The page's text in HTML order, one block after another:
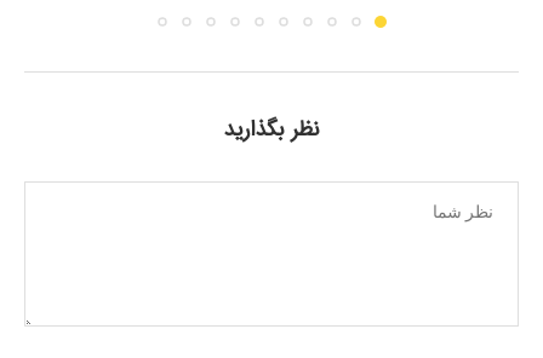
نظر بگذارید